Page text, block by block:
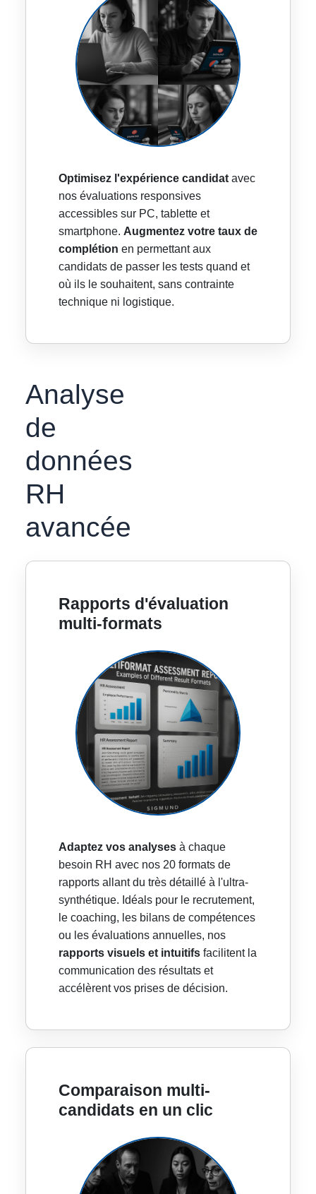
Optimisez l'expérience candidat avec
nos évaluations responsives
accessibles sur PC, tablette et
smartphone. Augmentez votre taux de
complétion en permettant aux
candidats de passer les tests quand et
où ils le souhaitent, sans contrainte
technique ni logistique.
Analyse
de
données
RH
avancée
Rapports d'évaluation
multi-formats
Adaptez vos analyses à chaque
besoin RH avec nos 20 formats de
rapports allant du très détaillé à l'ultra-
synthétique. Idéals pour le recrutement,
le coaching, les bilans de compétences
ou les évaluations annuelles, nos
rapports visuels et intuitifs facilitent la
communication des résultats et
accélèrent vos prises de décision.
Comparaison multi-
candidats en un clic